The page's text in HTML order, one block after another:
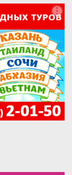
Проекты
Погода